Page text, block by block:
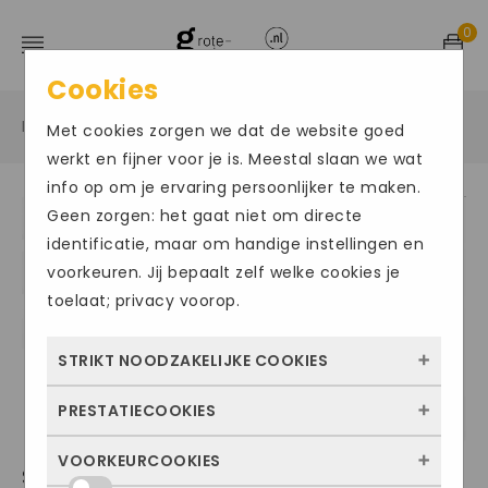
0
Home / Grote maten herenschoenen / Sandalen
SOLIDUS140
Cookies
Met cookies zorgen we dat de website goed
werkt en fijner voor je is. Meestal slaan we wat
info op om je ervaring persoonlijker te maken.
Geen zorgen: het gaat niet om directe
identificatie, maar om handige instellingen en
voorkeuren. Jij bepaalt zelf welke cookies je
toelaat; privacy voorop.
STRIKT NOODZAKELIJKE COOKIES
Deze cookies zorgen ervoor dat de website
kunnen niet worden uitgezet. Meestal
PRESTATIECOOKIES
Met deze cookies zien we hoe vaak onze
VOORKEURCOOKIES